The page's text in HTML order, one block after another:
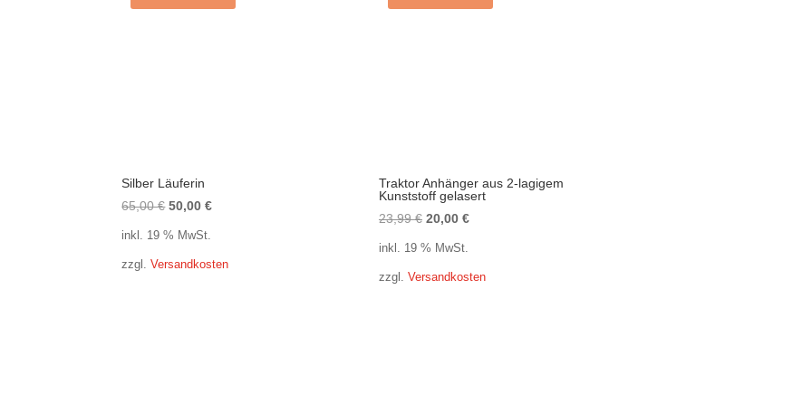
Silber Läuferin
65,00€ Ursprünglicher
65,00 €
50,00€Aktueller
50,00 €.
inkl. 19 % MwSt.
zzgl.Versandkosten
Traktor Anhänger aus 2-lagigem
Kunststoff gelasert
23,99€ Ursprünglicher
23,99 €
20,00 €Aktueller
20,00 €.
inkl. 19 % MwSt.
zzgl. Versandkosten